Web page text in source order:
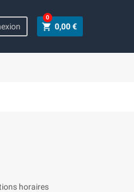
shopping_cart 0,00 €
0
horaires